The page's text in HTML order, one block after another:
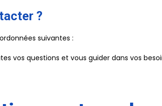
?
suivantes :
vos questions et vous guider dans vos